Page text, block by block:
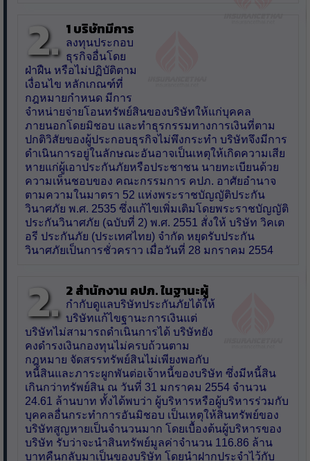
2. 1 บริษัทมีการ
ลงทุนประกอบ
ธุรกิจอื่นโดย
ฝ่าฝืน หรือไม่ปฏิบัติตาม
เงื่อนไข หลักเกณฑ์ที่
กฎหมายกำหนด มีการ
จำหน่ายจ่ายโอนทรัพย์สินของบริษัทให้แก่บุคคล
ภายนอกโดยมิชอบ และทำธุรกรรมทางการเงินที่ตาม
ปกติวิสัยของผู้ประกอบธุรกิจไม่พึงกระทำ บริษัทจึงมีการ
ดำเนินการอยู่ในลักษณะอันอาจเป็นเหตุให้เกิดความเสีย
หายแก่ผู้เอาประกันภัยหรือประชาชน นายทะเบียนด้วย
ความเห็นชอบของ คณะกรรมการ คปภ. อาศัยอำนาจ
ตามความในมาตรา 52 แห่งพระราชบัญญัติประกัน
วินาศภัย พ.ศ. 2535 ซึ่งแก้ไขเพิ่มเติมโดยพระราชบัญญัติ
ประกันวินาศภัย (ฉบับที่ 2) พ.ศ. 2551 สั่งให้ บริษัท วิคเต
อรี ประกันภัย (ประเทศไทย) จำกัด หยุดรับประกัน
วินาศภัยเป็นการชั่วคราว เมื่อวันที่ 28 มกราคม 2554
2. 2 สำนักงาน คปภ. ในฐานะผู้
กำกับดูแลบริษัทประกันภัยได้ให้
บริษัทแก้ไขฐานะการเงินแต่
บริษัทไม่สามารถดำเนินการได้ บริษัทยัง
คงดำรงเงินกองทุนไม่ครบถ้วนตาม
กฎหมาย จัดสรรทรัพย์สินไม่เพียงพอกับ
หนี้สินและภาระผูกพันต่อเจ้าหนี้ของบริษัท ซึ่งมีหนี้สิน
เกินกว่าทรัพย์สิน ณ วันที่ 31 มกราคม 2554 จำนวน
24.61 ล้านบาท ทั้งได้พบว่า ผู้บริหารหรือผู้บริหารร่วมกับ
บุคคลอื่นกระทำการอันมิชอบ เป็นเหตุให้สินทรัพย์ของ
บริษัทสูญหายเป็นจำนวนมาก โดยเบื้องต้นผู้บริหารของ
บริษัท รับว่าจะนำสินทรัพย์มูลค่าจำนวน 116.86 ล้าน
บาทคืนกลับมาเป็นของบริษัท โดยนำฝากประจำไว้กับ